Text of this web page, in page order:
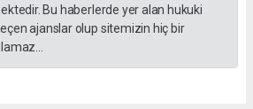
Bu haberlerde yer alan hukuki
ajanslar olup sitemizin hiç bir